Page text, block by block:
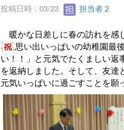
投稿日時 : 03/23 担当者２
暖かな日差しに春の訪れを感
思い出いっぱいの幼稚園最
い！！」と元気でたくましい返
を返納しました。そして、友
元気いっぱいに過ごすことを願